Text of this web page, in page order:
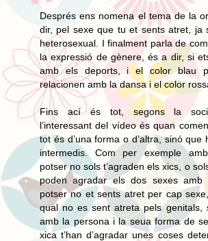
Després ens nomena el tema de la
dir, pel sexe que tu et sents atret, ja
heterosexual. I finalment parla de
la expressió de gènere, és a dir, si
amb els deports, i el color blau
relacionen amb la dansa i el color
Fins ací és tot, segons la
l’interessant del vídeo és quan
tot és d’una forma o d’altra, sinó
intermedis. Com per exemple amb
potser no sols t’agraden els xics, o
poden agradar els dos sexes amb
potser no et sents atret per cap
qual no es sent atreta pels genitals,
amb la persona i la seua forma de
xica t’han d’agradar unes coses